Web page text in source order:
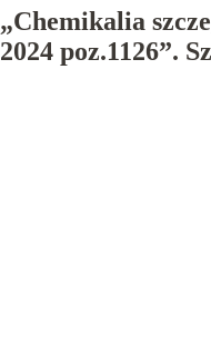
„Chemikalia
2024 poz.1126”.